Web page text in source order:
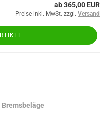
ab 365,00 EUR
Preise inkl. MwSt. zzgl. Versand